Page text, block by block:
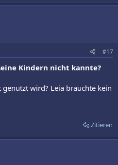
#17
Kindern nicht kannte?
wird? Leia brauchte kein
Zitieren